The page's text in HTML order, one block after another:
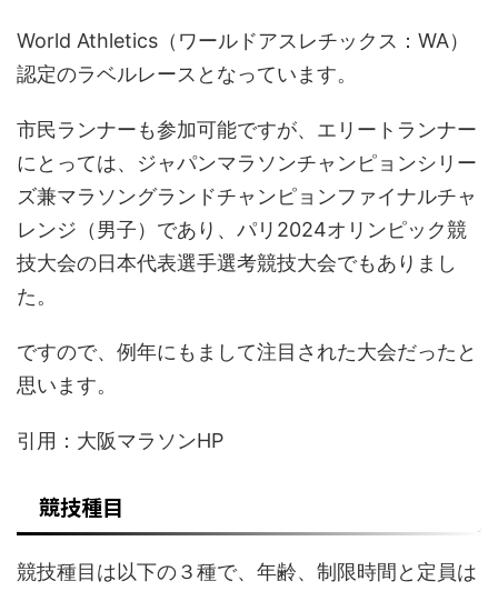
World Athletics（ワールドアスレチックス：WA）
認定のラベルレースとなっています。
市民ランナーも参加可能ですが、エリートランナー
にとっては、ジャパンマラソンチャンピョンシリー
ズ兼マラソングランドチャンピョンファイナルチャ
レンジ（男子）であり、パリ2024オリンピック競
技大会の日本代表選手選考競技大会でもありまし
た。
ですので、例年にもまして注目された大会だったと
思います。
引用：大阪マラソンHP
競技種目
競技種目は以下の３種で、年齢、制限時間と定員は